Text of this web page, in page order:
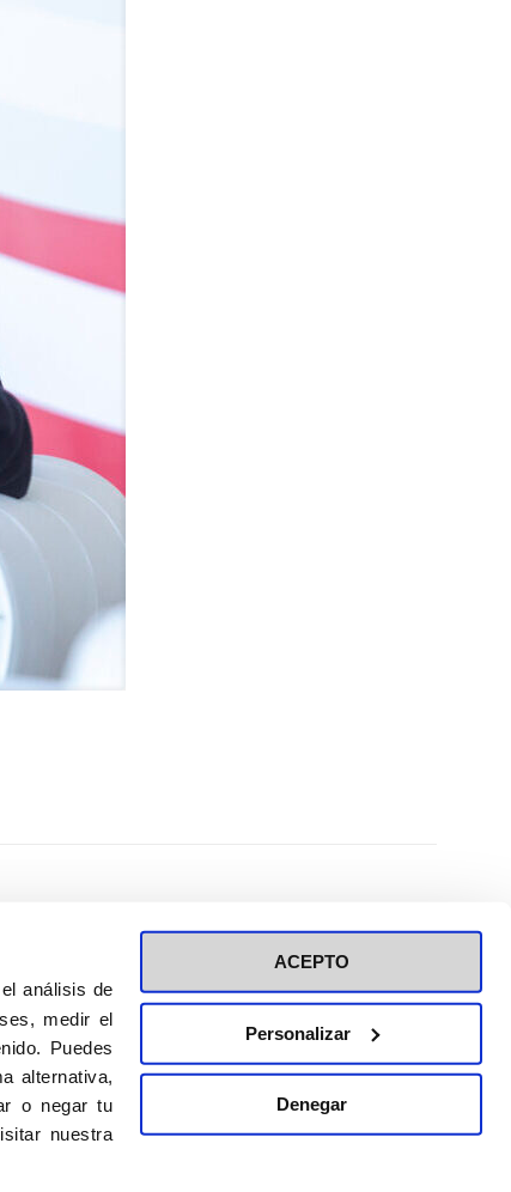
análisis de
medir el
Puedes
alternativa,
o negar tu
nuestra
ACEPTO
Personalizar
Denegar
eventos
Política de privacidad de RRSS
Política de cookies